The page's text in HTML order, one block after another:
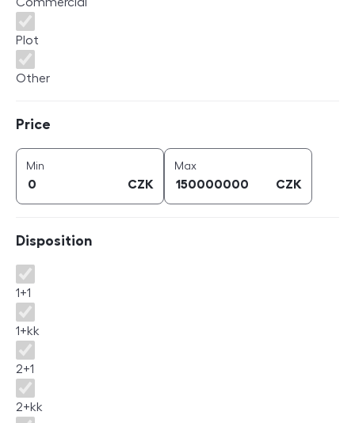
Plot
Other
Price
Min
CZK
Maxprice (
CZK
Disposition
Disposition
1+1
1+kk
2+1
2+kk